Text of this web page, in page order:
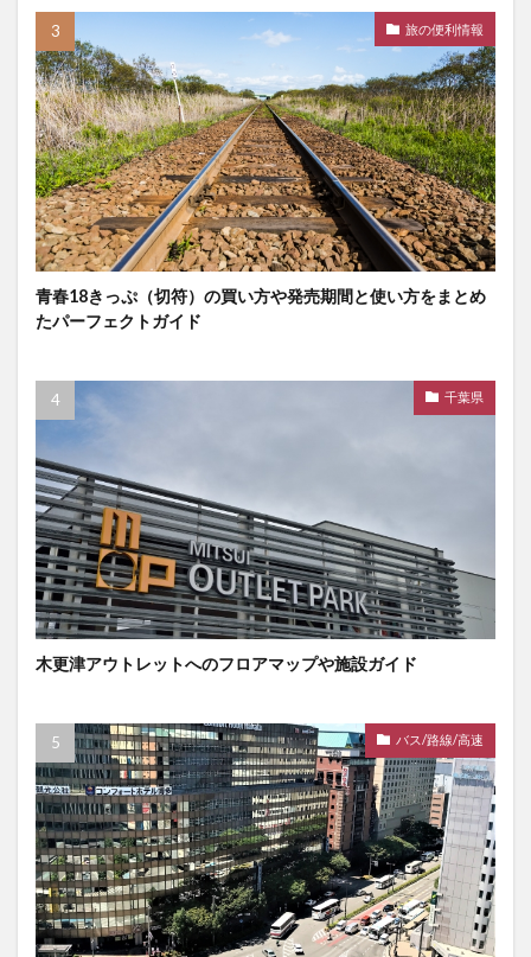
旅の便利情報
青春18きっぷ（切符）の買い方や発売期間と使い方をまとめ
たパーフェクトガイド
千葉県
木更津アウトレットへのフロアマップや施設ガイド
バス/路線/高速